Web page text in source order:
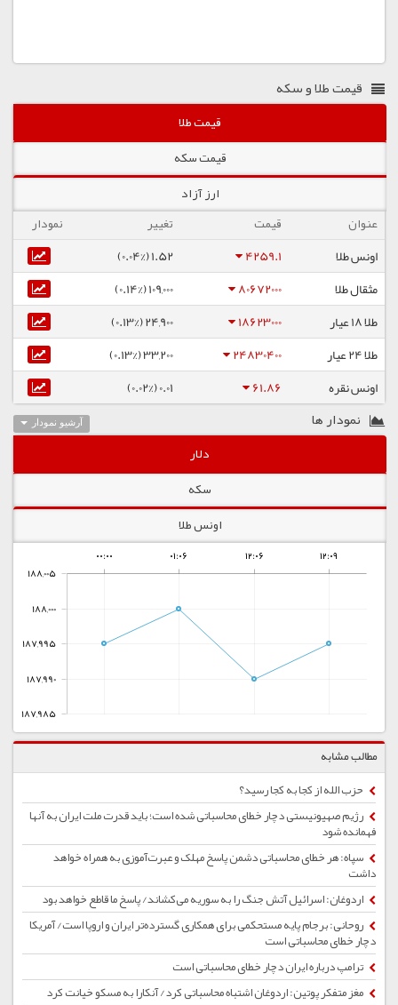
قیمت طلا و سکه
قیمت طلا
قیمت سکه
ارز آزاد
عنوان
قیمت تغییر
نمودار
اونس طلا
4259.1
1.52 (0.04%)
مثقال طلا
80672000
109,000 (0.14%)
طلا ۱۸ عیار
18623000
24,900 (0.13%)
طلا ۲۴ عیار
24830400
33,200 (0.13%)
اونس نقره
61.86
0.01 (0.02%)
آرشیو نمودار نمودار ها
دلار
سکه
اونس طلا
۰۰:۰۰ ۰۱:۰۶ ۱۲:۰۶ ۱۲:۰۹
187,985
187,990
187,995
188,000
188,005
مطالب مشابه
حزب الله از کجا به کجا رسید؟
رژیم صهیونیستی دچار خطای محاسباتی شده است؛ باید قدرت ملت ایران به آنها
فهمانده شود
سپاه: هر خطای محاسباتی دشمن پاسخ مهلک و عبرت‌آموزی به همراه خواهد
داشت
اردوغان: اسرائیل آتش جنگ را به سوریه می‌کشاند/ پاسخ ما قاطع خواهد بود
روحانی: برجام پایه مستحکمی برای همکاری‌ گسترده‌تر ایران و اروپا است/ آمریکا
دچار خطای محاسباتی است
ترامپ درباره ایران دچار خطای محاسباتی است
مغز متفکر پوتین: اردوغان اشتباه محاسباتی کرد/ آنکارا به مسکو خیانت کرد